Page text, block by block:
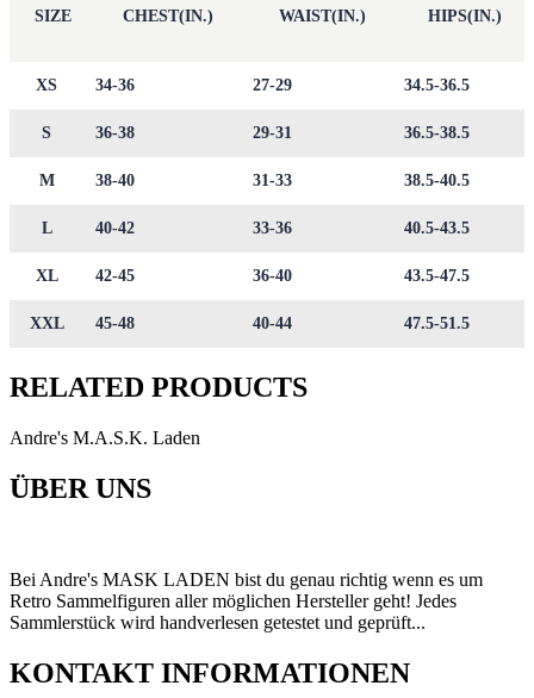
SIZE CHEST(IN.) WAIST(IN.) HIPS(IN.)
XS 34-36 27-29 34.5-36.5
S 36-38 29-31 36.5-38.5
M 38-40 31-33 38.5-40.5
L 40-42 33-36 40.5-43.5
XL 42-45 36-40 43.5-47.5
XXL 45-48 40-44 47.5-51.5
RELATED PRODUCTS
Andre's M.A.S.K. Laden
ÜBER UNS
Bei Andre's MASK LADEN bist du genau richtig wenn es um
Retro Sammelfiguren aller möglichen Hersteller geht! Jedes
Sammlerstück wird handverlesen getestet und geprüft...
KONTAKT INFORMATIONEN